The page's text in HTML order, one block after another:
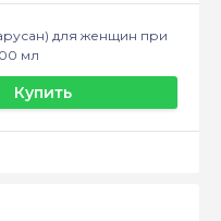
для женщин при
мл
Купить